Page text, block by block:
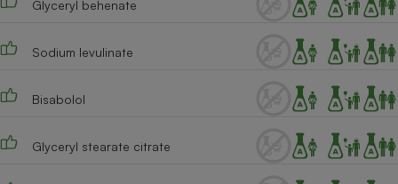
Glyceryl behenate
Sodium levulinate
Bisabolol
Glyceryl stearate citrate